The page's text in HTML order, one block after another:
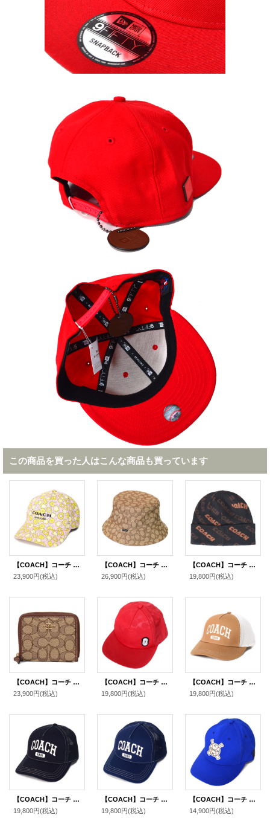
この商品を買った人はこんな商品も買っています
【COACH】コーチ キャップ コットン シグネチャー 花柄 フラワー フローラル ロゴ ベースボール 帽子 ライム〔日本未発売〕
23,900円(税込)
【COACH】コーチ ジャガード ポリエステル シグネチャー バケット ハット バケハ サファリハット 帽子 カーキ〔日本未発売〕
26,900円(税込)
【COACH】コーチ ウール テキスト ロゴ ニット ビーニー キャップ 帽子 ブラック×サドル（日本未発売）
19,800円(税込)
【COACH】コーチ ジャガード レザー シグネチャー ロゴ スモール ジップ アラウンド ウォレット 二つ折り 財布 カーキ×サドルマルチ〔日本未発売〕
23,900円(税込)
【COACH】コーチ ナイロン シグネチャー トラッカー ハット キャップ 帽子 レッド〔日本未発売〕
19,800円(税込)
【COACH】コーチ キャップ 帽子 シグネチャー コットン メッシュ ロゴ エンブロイダード トラッカー ハット ライトサドル M/L〔日本未発売〕
19,800円(税込)
【COACH】コーチ キャップ 帽子 シグネチャー コットン メッシュ ロゴ エンブロイダード トラッカー ハット ブラック XS/S〔日本未発売〕
19,800円(税込)
【COACH】コーチ キャップ 帽子 シグネチャー コットン メッシュ ロゴ エンブロイダード トラッカー ハット ネイビー XS/S〔日本未発売〕
19,800円(税込)
【COACH】コーチ ベースボールバッチ ジャガード レザー キャップ 帽子 ロイヤルブルー〔日本未発売〕
14,900円(税込)